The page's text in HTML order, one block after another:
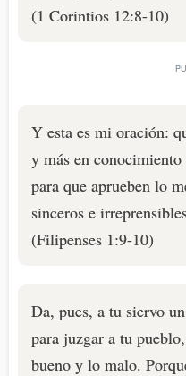
(1 Corintios 12:8-10)
Y esta es mi oración:
y más en
para que aprueben lo
sinceros e
(Filipenses 1:9-10)
Da, pues, a tu siervo
para juzgar a tu
bueno y lo malo.